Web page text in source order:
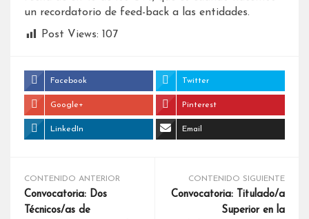
un recordatorio de feed-back a las entidades.
Post Views: 107
Facebook Twitter
Google+ Pinterest
LinkedIn Email
CONTENIDO ANTERIOR
Convocatoria: Dos
Técnicos/as de
CONTENIDO SIGUIENTE
Convocatoria: Titulado/a
Superior en la